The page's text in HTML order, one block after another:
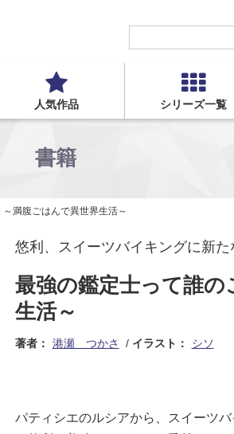
人気作品 シリーズ一覧
書籍
満腹ごはんで異世界生活～
悠利、スイーツバイキングに新
最強の鑑定士って誰の
生活～
著者： 港瀬 つかさ イラスト： シソ
パティシエのルシアから、スイーツ